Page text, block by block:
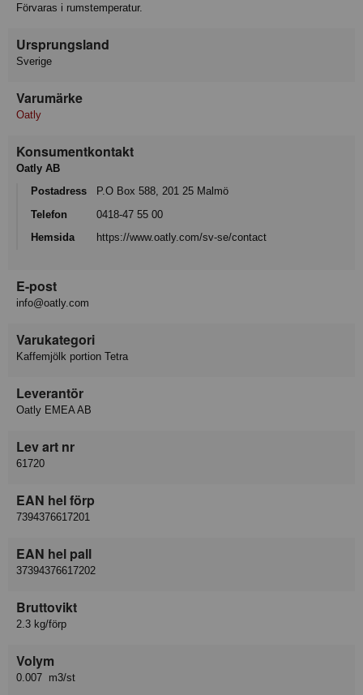
Förvaras i rumstemperatur.
Ursprungsland
Sverige
Varumärke
Oatly
Konsumentkontakt
Oatly AB
Postadress
P.O Box 588, 201 25 Malmö
Telefon
0418-47 55 00
Hemsida
https://www.oatly.com/sv-se/contact
E-post
info@oatly.com
Varukategori
Kaffemjölk portion Tetra
Leverantör
Oatly EMEA AB
Lev art nr
61720
EAN hel förp
7394376617201
EAN hel pall
37394376617202
Bruttovikt
2.3 kg/förp
Volym
0.007 m3/st